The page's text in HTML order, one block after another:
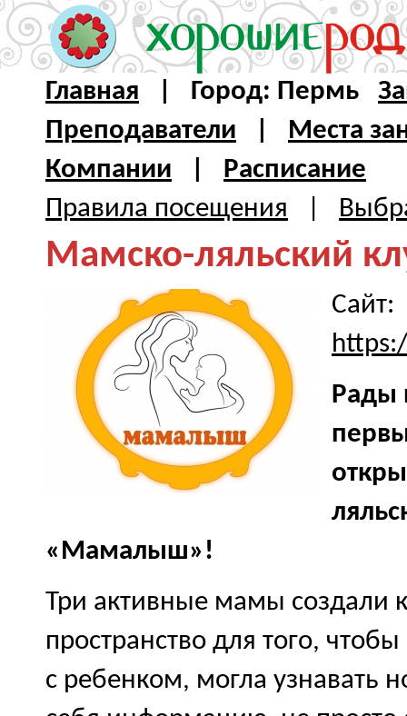
Главная | Город: Пермь
Преподаватели
Места
Компании
Расписание
Правила посещения
Мамско-ляльский
Сайт:
Рады
«Мамалыш»!
Три активные мамы создали
пространство для того,
с ребенком, могла узнавать